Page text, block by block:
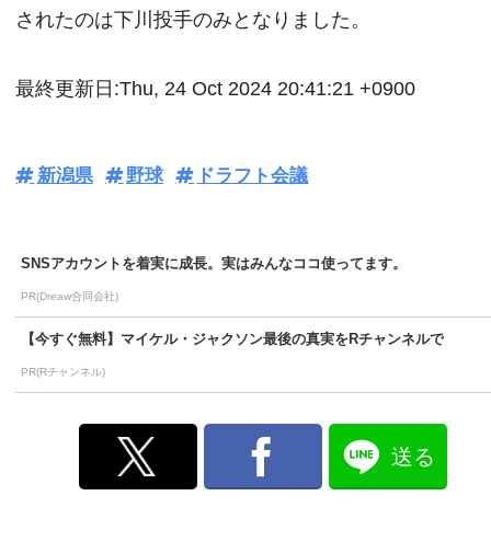
されたのは下川投手のみとなりました。
最終更新日:Thu, 24 Oct 2024 20:41:21 +0900
新潟県 野球 ドラフト会議
SNSアカウントを着実に成長。実はみんなココ使ってます。
PR(Dreaw合同会社)
【今すぐ無料】マイケル・ジャクソン最後の真実をRチャンネルで
PR(Rチャンネル)
送る